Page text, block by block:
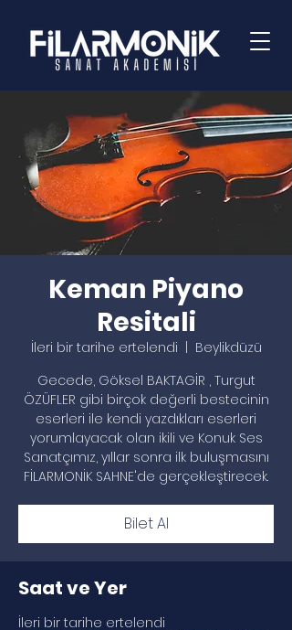
Keman Piyano
Resitali
İleri bir tarihe ertelendi
Beylikdüzü
Gecede, Göksel BAKTAGİR , Turgut
ÖZÜFLER gibi birçok değerli bestecinin
eserleri ile kendi yazdıkları eserleri
yorumlayacak olan ikili ve Konuk Ses
Sanatçımız, yıllar sonra ilk buluşmasını
Bilet Al
Saat ve Yer
İleri bir tarihe ertelendi